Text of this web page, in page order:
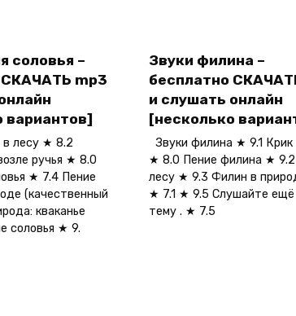
соловья –
СКАЧАТЬ mp3
вариантов]
в лесу ★ 8.2
ручья ★ 8.0
★ 7.4 Пение
(качественный
кваканье
соловья ★ 9.
Звуки филина –
бесплатно
и слушать онлайн
[несколько
Звуки филина ★ 9.1
★ 8.0 Пение филина ★
лесу ★ 9.3 Филин в
★ 7.1 ★ 9.5 Слушайте ещё
тему . ★ 7.5